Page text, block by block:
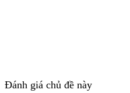
Đánh giá chủ đề này